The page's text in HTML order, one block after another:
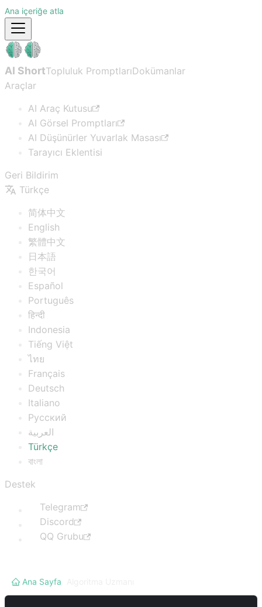
Ana içeriğe atla
AI ShortTopluluk PromptlarıDokümanlar
Araçlar
AI Araç Kutusu
AI Görsel Promptları
AI Düşünürler Yuvarlak Masası
Tarayıcı Eklentisi
Geri Bildirim
Türkçe
简体中文
English
繁體中文
日本語
한국어
Español
Português
हिन्दी
Indonesia
Tiếng Việt
ไทย
Français
Deutsch
Italiano
Русский
العربية
Türkçe
বাংলা
Destek
Telegram
Discord
QQ Grubu
Ana Sayfa